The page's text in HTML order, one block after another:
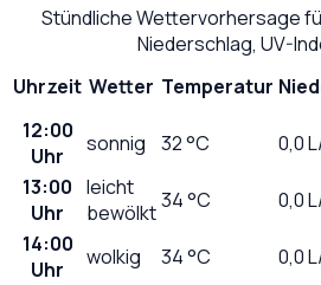
Stündliche Wettervorhersage
Niederschlag, UV-
Uhrzeit Wetter Temperatur
12:00
Uhr
sonnig 32°C 0,0
13:00
Uhr
leicht
bewölkt34°C 0,0
14:00
Uhr
wolkig 34°C 0,0